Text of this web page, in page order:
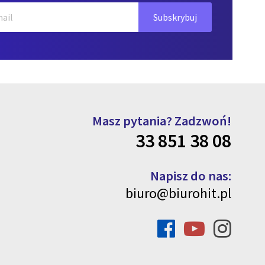
Masz pytania? Zadzwoń!
33 851 38 08
Napisz do nas:
biuro@biurohit.pl